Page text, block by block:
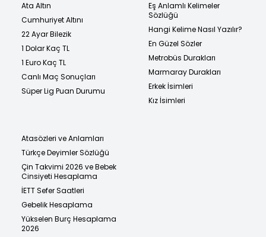
Ata Altın
Cumhuriyet Altını
22 Ayar Bilezik
1 Dolar Kaç TL
1 Euro Kaç TL
Canlı Maç Sonuçları
Süper Lig Puan Durumu
Eş Anlamlı Kelimeler
Sözlüğü
Hangi Kelime Nasıl Yazılır?
En Güzel Sözler
Metrobüs Durakları
Marmaray Durakları
Erkek İsimleri
Kız İsimleri
Atasözleri ve Anlamları
Türkçe Deyimler Sözlüğü
Çin Takvimi 2026 ve Bebek
Cinsiyeti Hesaplama
İETT Sefer Saatleri
Gebelik Hesaplama
Yükselen Burç Hesaplama
2026